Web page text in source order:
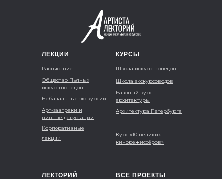
КУРСЫ
Расписание
Общество Пьяных
искусствоведов
Арт-завтраки и
винные дегустации
Корпоративные
лекции
Небанальные экскурсии
ЛЕКТОРИЙ
ВСЕ ПРОЕКТЫ
Школа искусствоведов
Школа экскурсоводов
Базовый курс
архитектуры
Архитектура Петербурга
Курс «10 великих
кинорежиссёров»
ЛЕКЦИИ